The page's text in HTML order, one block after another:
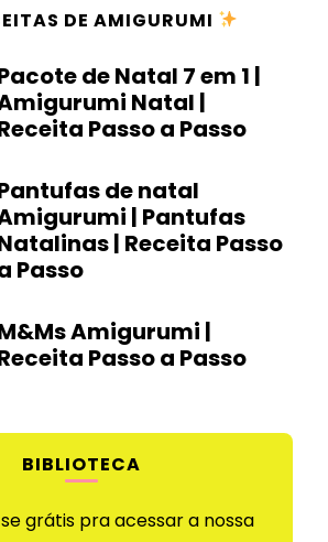
DE AMIGURUMI
de Natal 7 em 1 |
Natal |
Passo a Passo
de natal
| Pantufas
| Receita Passo
Passo
Amigurumi |
Passo a Passo
BIBLIOTECA
grátis pra acessar a nossa